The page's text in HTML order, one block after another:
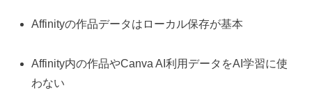
Affinityの作品データはローカル保存が基本
Affinity内の作品やCanva AI利用データをAI学習に使
わない